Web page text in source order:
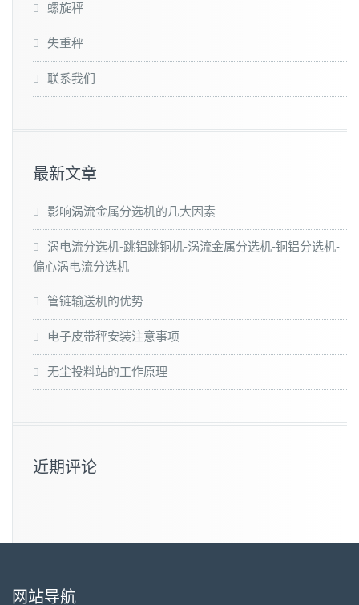
螺旋秤
失重秤
联系我们
最新文章
影响涡流金属分选机的几大因素
涡电流分选机-跳铝跳铜机-涡流金属分选机-铜铝分选机-
偏心涡电流分选机
管链输送机的优势
电子皮带秤安装注意事项
无尘投料站的工作原理
近期评论
网站导航